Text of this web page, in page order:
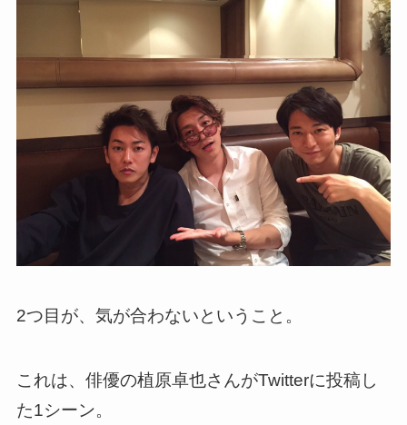
2つ目が、気が合わないということ。
これは、俳優の植原卓也さんがTwitterに投稿し
た1シーン。